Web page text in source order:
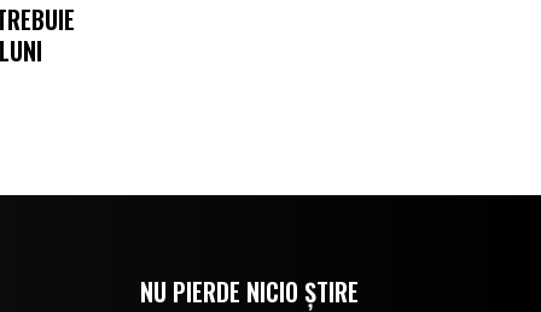
NU PIERDE NICIO ȘTIRE